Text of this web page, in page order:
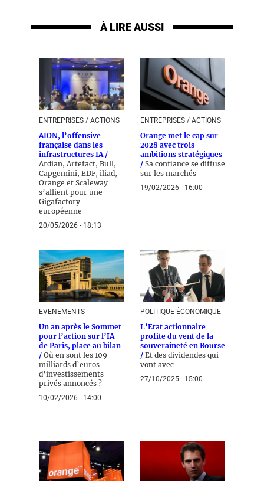
À LIRE AUSSI
ENTREPRISES / ACTIONS
AION, l’offensive
française dans les
infrastructures IA /
Ardian, Artefact, Bull,
Capgemini, EDF, iliad,
Orange et Scaleway
s’allient pour une
Gigafactory
européenne
20/05/2026 - 18:13
ENTREPRISES / ACTIONS
Orange met le cap sur
2028 avec trois
ambitions stratégiques
/ Sa confiance se diffuse
sur les marchés
19/02/2026 - 16:00
EVENEMENTS
Un an après le Sommet
pour l’action sur l’IA
de Paris, place au bilan
/ Où en sont les 109
milliards d’euros
d’investissements
privés annoncés ?
10/02/2026 - 14:00
POLITIQUE ÉCONOMIQUE
L’Etat actionnaire
profite du vent de la
souveraineté en Bourse
/ Et des dividendes qui
vont avec
27/10/2025 - 15:00